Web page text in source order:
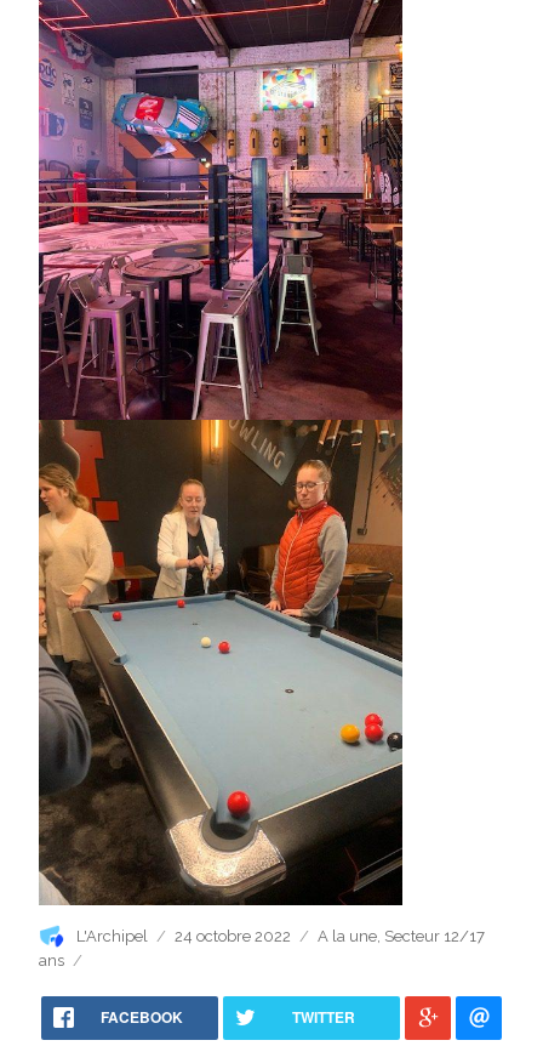
Auteur
L'Archipel
Publié
24 octobre 2022 Catégories
A la une, Secteur 12/17
ans
FACEBOOK TWITTER